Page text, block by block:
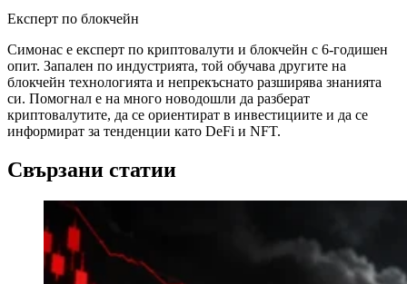
Експерт по блокчейн
Симонас е експерт по криптовалути и блокчейн с 6-годишен
опит. Запален по индустрията, той обучава другите на
блокчейн технологията и непрекъснато разширява знанията
си. Помогнал е на много новодошли да разберат
криптовалутите, да се ориентират в инвестициите и да се
информират за тенденции като DeFi и NFT.
Свързани статии